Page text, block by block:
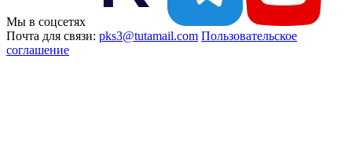
Мы в соцсетях
Почта для связи: pks3@tutamail.com Пользовательское
соглашение